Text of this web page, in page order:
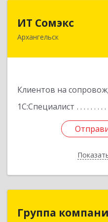
ИТ Сомэкс
Архангельск
Клиентов на
1С:Специалист
163001,
Группа
Группа